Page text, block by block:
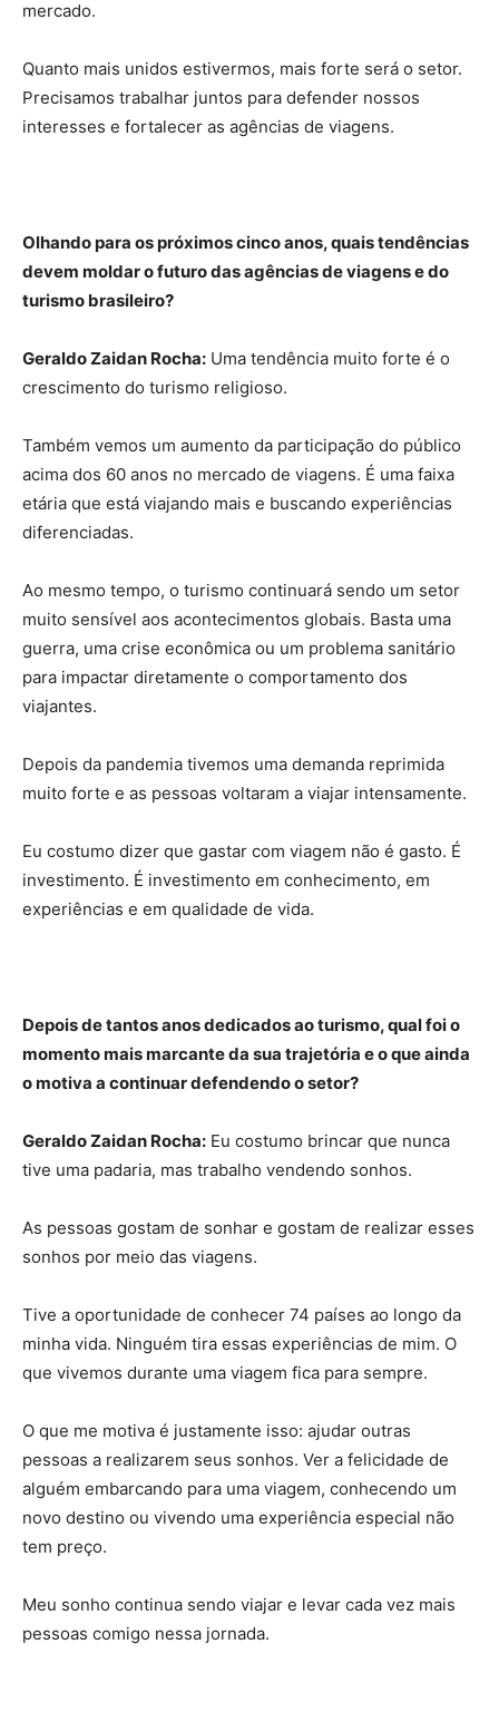
mercado.
Quanto mais unidos estivermos, mais forte será o setor.
Precisamos trabalhar juntos para defender nossos
interesses e fortalecer as agências de viagens.
Olhando para os próximos cinco anos, quais tendências
devem moldar o futuro das agências de viagens e do
turismo brasileiro?
Geraldo Zaidan Rocha: Uma tendência muito forte é o
crescimento do turismo religioso.
Também vemos um aumento da participação do público
acima dos 60 anos no mercado de viagens. É uma faixa
etária que está viajando mais e buscando experiências
diferenciadas.
Ao mesmo tempo, o turismo continuará sendo um setor
muito sensível aos acontecimentos globais. Basta uma
guerra, uma crise econômica ou um problema sanitário
para impactar diretamente o comportamento dos
viajantes.
Depois da pandemia tivemos uma demanda reprimida
muito forte e as pessoas voltaram a viajar intensamente.
Eu costumo dizer que gastar com viagem não é gasto. É
investimento. É investimento em conhecimento, em
experiências e em qualidade de vida.
Depois de tantos anos dedicados ao turismo, qual foi o
momento mais marcante da sua trajetória e o que ainda
o motiva a continuar defendendo o setor?
Geraldo Zaidan Rocha: Eu costumo brincar que nunca
tive uma padaria, mas trabalho vendendo sonhos.
As pessoas gostam de sonhar e gostam de realizar esses
sonhos por meio das viagens.
Tive a oportunidade de conhecer 74 países ao longo da
minha vida. Ninguém tira essas experiências de mim. O
que vivemos durante uma viagem fica para sempre.
O que me motiva é justamente isso: ajudar outras
pessoas a realizarem seus sonhos. Ver a felicidade de
alguém embarcando para uma viagem, conhecendo um
novo destino ou vivendo uma experiência especial não
tem preço.
Meu sonho continua sendo viajar e levar cada vez mais
pessoas comigo nessa jornada.